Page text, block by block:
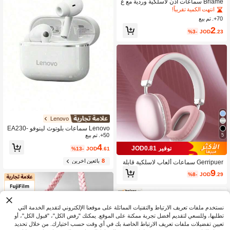
Briame سماعات أذن لاسلكية وردية مع ع
ريستالية شفافة، سماعات أذن مريحة داخ
ل الأذن، مناسبة للنساء والفتيات، بطارية
150mAh
انتهت الكمية تقريباً!
70+. تم بيع
JOD2.23
%3-
5
توفير JOD0.81
Gerripuer سماعات ألعاب لاسلكية قابلة
للطي، سماعات ستيريو بعمر بطارية طوي
ل مع شريط رأس، مناسبة للألعاب والاست
ر واللياقة البدنية أو الأنشطة الخارجية وال
JOD9.29
%8-
Lenovo
Lenovo سماعات بلوتوث لينوفو EA230-
5.4: سماعات أذن داخلية مانعة للضوضاء،
زمن استجابة منخفض، مكالمات عالية الو
ضوح، صوت ستيريو، متوافقة مع أجهزة مت
عددة.
50+. تم بيع
JOD4.61
%13-
8بائعين آخرين
نستخدم ملفات تعريف الارتباط والتقنيات المماثلة على موقعنا الإلكتروني لتقديم الخدمة التي
تطلبها، وللسعي لتقديم أفضل تجربة ممكنة على الموقع. يمكنك "رفض الكل"، "قبول الكل"، أو
تعيين تفضيلات ملفات تعريف الارتباط الخاصة بك في أي وقت حسب اختيارك. من خلال تحديد